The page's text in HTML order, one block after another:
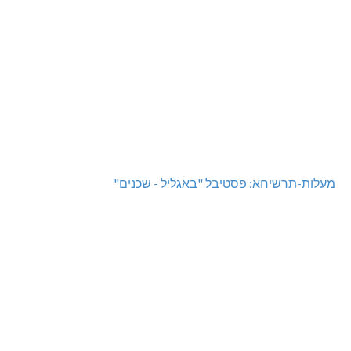
מעלות-תרשיחא: פסטיבל "באגליל - שכנים"